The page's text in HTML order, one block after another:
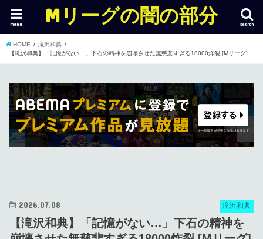
Mリーグの闇の部分 search
menu
HOME
滝沢和典
【滝沢和典】「記憶がない…」下石の精神を崩壊させた無慈悲すぎる18000炸裂 [Mリーグ]
滝沢和典
2026.07.08
【滝沢和典】「記憶がない…」下石の精神を